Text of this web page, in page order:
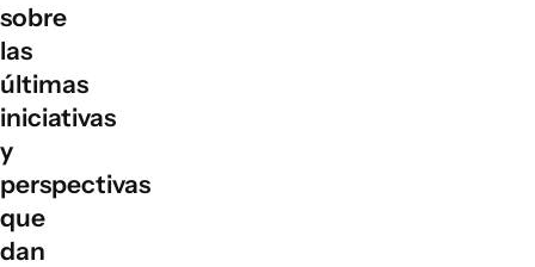
sobre
las
últimas
iniciativas
y
perspectivas
que
dan